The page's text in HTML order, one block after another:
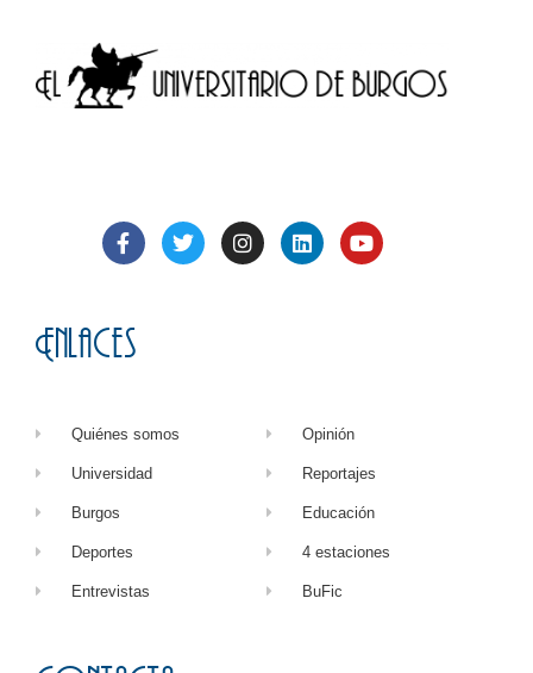
Enlaces
Quiénes somos
Universidad
Burgos
Deportes
Entrevistas
Opinión
Reportajes
Educación
4 estaciones
BuFic